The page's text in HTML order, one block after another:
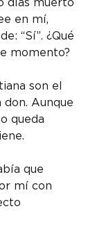
en mí,
“Sí”. ¿Qué
momento?
son el
Aunque
queda
que
mí con